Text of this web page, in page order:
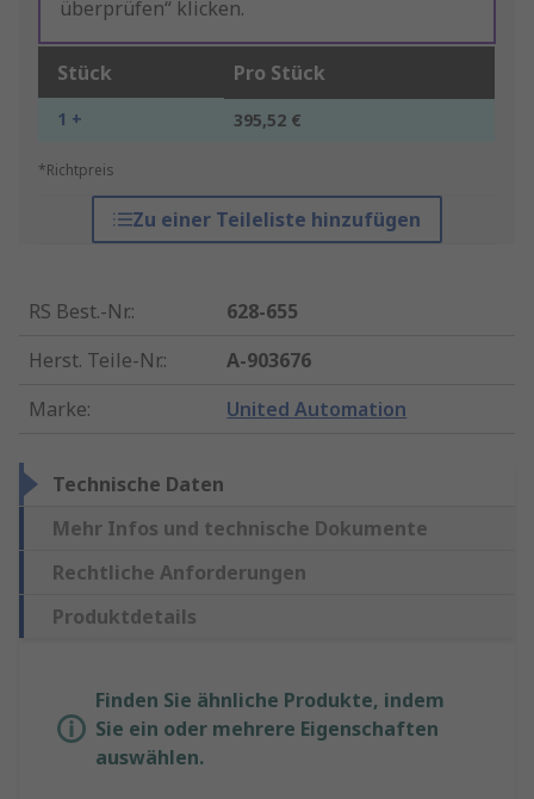
überprüfen“ klicken.
Stück Pro Stück
1 + 395,52 €
*Richtpreis
Zu einer Teileliste hinzufügen
RS Best.-Nr.:
628-655
Herst. Teile-Nr.:
A-903676
Marke: United Automation
Technische Daten
Mehr Infos und technische Dokumente
Rechtliche Anforderungen
Produktdetails
Finden Sie ähnliche Produkte, indem
Sie ein oder mehrere Eigenschaften
auswählen.